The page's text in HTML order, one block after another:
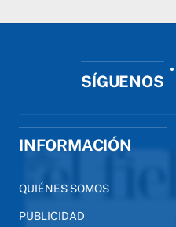
SÍGUENOS
INFORMACIÓN
QUIÉNES SOMOS
PUBLICIDAD